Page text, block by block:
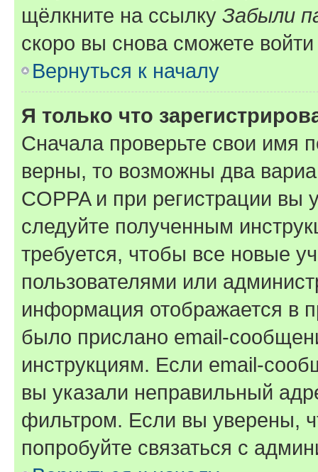
щёлкните на ссылку Забыли
скоро вы снова сможете
Вернуться к началу
Я только что
Сначала проверьте свои имя
верны, то возможны два
COPPA и при регистрации вы
следуйте полученным
требуется, чтобы все новые
пользователями или
информация отображается в
было прислано email-
инструкциям. Если email-
вы указали неправильный
фильтром. Если вы уверены,
попробуйте связаться с